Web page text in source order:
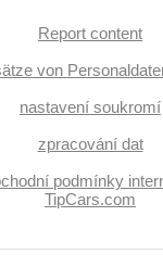
Report content
von
nastavení soukromí
zpracování dat
podmínky
TipCars.com